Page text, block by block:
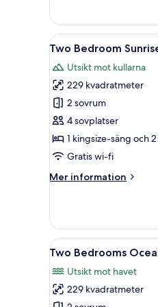
Pool
Villa
Öppna
alla
foton
för
Two
Bedroom
Sunrise
Villa
22
Two Bedroom
Utsikt mot kullarna
229 kvadratmeter
2 sovrum
4 sovplatser
1 kingsize-säng och
Gratis wi-fi
Mer information
Mer
Bedroom
Sunrise
Villa
Öppna
alla
foton
för
35
Two Bedrooms
Utsikt mot havet
229 kvadratmeter